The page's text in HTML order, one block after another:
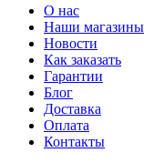
О нас
Наши магазины
Новости
Как заказать
Гарантии
Блог
Доставка
Оплата
Контакты